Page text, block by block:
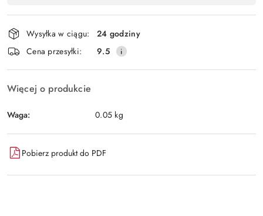
płatność
i
dostawa
Wysyłka w ciągu:
24 godziny
Cena przesyłki:
9.5
Więcej o produkcie
Waga: 0.05 kg
Pobierz produkt do PDF